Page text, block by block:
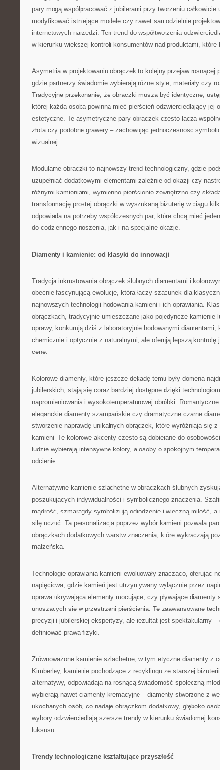
pary mogą współpracować z jubilerami przy tworzeniu całkowicie
modyfikować istniejące modele czy nawet samodzielnie
internetowych narzędzi. Ten trend do współtworzenia
w kierunku większej kontroli konsumentów nad produktami, które
Asymetria w projektowaniu obrączek to kolejny przejaw rosnącej
gdzie partnerzy świadomie wybierają różne style, materiały czy
Tradycyjne przekonanie, że obrączki muszą być identyczne,
której każda osoba powinna mieć pierścień odzwierciedlający jej
estetyczne. Te asymetryczne pary obrączek często łączą
złota czy podobne grawery – zachowując jednoczesność
wizualnej.
Modularne obrączki to najnowszy trend technologiczny, gdzie
uzupełniać dodatkowymi elementami zależnie od okazji czy
różnymi kamieniami, wymienne pierścienie zewnętrzne czy
transformację prostej obrączki w wyszukaną biżuterię w ciągu
odpowiada na potrzeby współczesnych par, które chcą mieć
do codziennego noszenia, jak i na specjalne okazje.
Diamenty i kamienie: od klasyki do innowacji
Tradycja inkrustowania obrączek ślubnych diamentami i
obecnie fascynującą ewolucję, która łączy szacunek dla
najnowszych technologii hodowania kamieni i ich oprawiania.
obrączkach, tradycyjnie umieszczane jako pojedyncze kamienie
oprawy, konkurują dziś z laboratoryjnie hodowanymi diamentami,
chemicznie i optycznie z naturalnymi, ale oferują lepszą kontrolę
cenę.
Kolorowe diamenty, które jeszcze dekadę temu były domeną
jubilerskich, stają się coraz bardziej dostępne dzięki
napromieniowania i wysokotemperaturowej obróbki.
eleganckie diamenty szampańskie czy dramatyczne czarne
stworzenie naprawdę unikalnych obrączek, które wyróżniają się z
kamieni. Te kolorowe akcenty często są dobierane do
ludzie wybierają intensywne kolory, a osoby o spokojnym
odcienie.
Alternatywne kamienie szlachetne w obrączkach ślubnych
poszukujących indywidualności i symbolicznego znaczenia.
mądrość, szmaragdy symbolizują odrodzenie i wieczną miłość,
siłę uczuć. Ta personalizacja poprzez wybór kamieni pozwala
obrączkach dodatkowych warstw znaczenia, które wykraczają
małżeńską.
Technologie oprawiania kamieni ewoluowały znacząco, oferując
napięciowa, gdzie kamień jest utrzymywany wyłącznie przez
oprawa ukrywająca elementy mocujące, czy pływające diamenty
unoszących się w przestrzeni pierścienia. Te zaawansowane
precyzji i jubilerskiej ekspertyzy, ale rezultat jest spektakularny –
definiować prawa fizyki.
Zrównoważone kamienie szlachetne, w tym etyczne diamenty z
Kimberley, kamienie pochodzące z recyklingu ze starszej
alternatywy, odpowiadają na rosnącą świadomość społeczną
wybierają nawet diamenty kremacyjne – diamenty stworzone z
ukochanych osób, co nadaje obrączkom dodatkowy, głęboko
wybory odzwierciedlają szersze trendy w kierunku świadomej
luksusu.
Trendy technologiczne kształtujące przyszłość